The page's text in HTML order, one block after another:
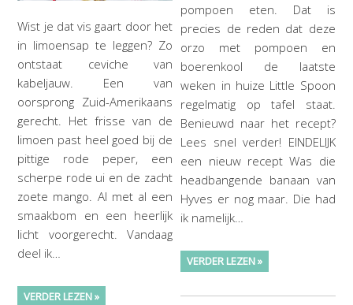
Wist je dat vis gaart door het
in limoensap te leggen? Zo
ontstaat ceviche van
kabeljauw. Een van
oorsprong Zuid-Amerikaans
gerecht. Het frisse van de
limoen past heel goed bij de
pittige rode peper, een
scherpe rode ui en de zacht
zoete mango. Al met al een
smaakbom en een heerlijk
licht voorgerecht. Vandaag
deel ik…
VERDER LEZEN »
pompoen eten. Dat is
precies de reden dat deze
orzo met pompoen en
boerenkool de laatste
weken in huize Little Spoon
regelmatig op tafel staat.
Benieuwd naar het recept?
Lees snel verder! EINDELIJK
een nieuw recept Was die
headbangende banaan van
Hyves er nog maar. Die had
ik namelijk…
VERDER LEZEN »